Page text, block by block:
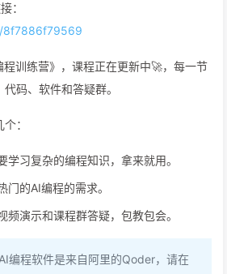
：
8f7886f79569
训练营》，课程正在更新中🚀，每一节
码、软件和答疑群。
：
学习复杂的编程知识，拿来就用。
门的AI编程的需求。
频演示和课程群答疑，包教包会。
编程软件是来自阿里的Qoder，请在